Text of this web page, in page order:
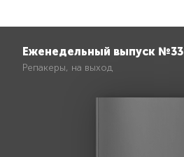
Еженедельный выпуск №33
Репакеры, на выход